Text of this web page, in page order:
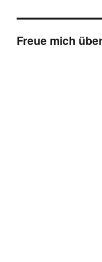
Freue mich